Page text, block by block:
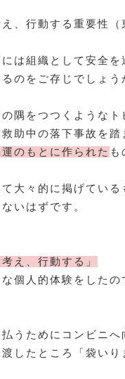
、行動する重要性
は組織として安全
のをご存じでしょう
隅をつつくような
助中の落下事故を踏
のもとに作られた も
大々的に掲げてい
いはずです。
え、行動する」
個人的体験をしたの
うためにコンビニ
したところ「袋いり